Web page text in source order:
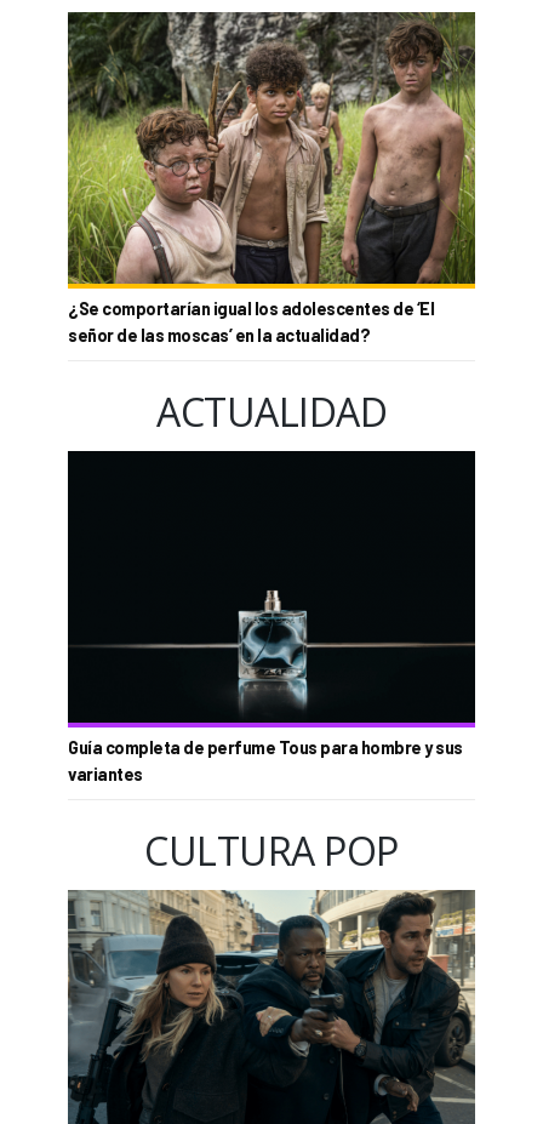
¿Se comportarían igual los adolescentes de ‘El
señor de las moscas’ en la actualidad?
ACTUALIDAD
Guía completa de perfume Tous para hombre y sus
variantes
CULTURA POP